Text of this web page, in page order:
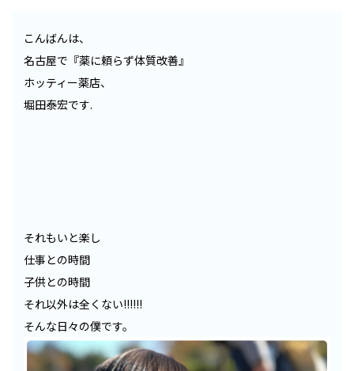
こんばんは、
名古屋で『薬に頼らず体質改善』
ホッティー薬店、
堀田泰宏です.
それもいと楽し
仕事との時間
子供との時間
それ以外は全くない!!!!!!
そんな日々の僕です。